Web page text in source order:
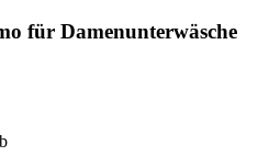
für Damenunterwäsche